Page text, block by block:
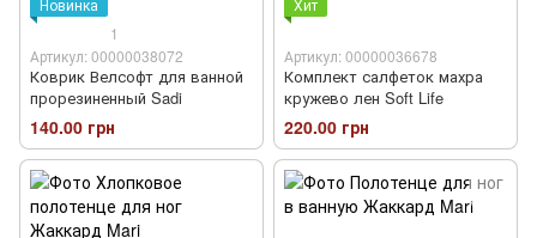
Новинка
1
Артикул: 00000038072
Коврик Велсофт для ванной
прорезиненный Sadi
140.00 грн
Хит
Артикул: 00000036678
Комплект салфеток махра
кружево лен Soft Life
220.00 грн